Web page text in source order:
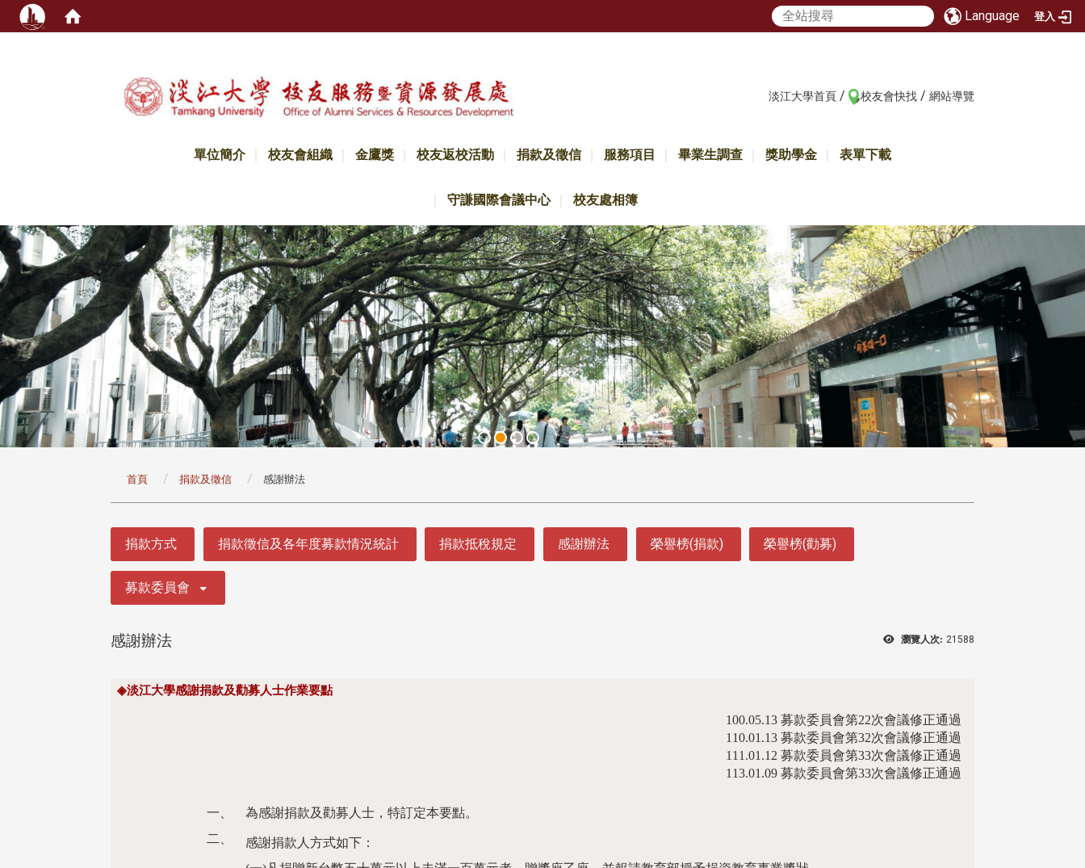
Language 登入
淡江大學首頁 / 校友會快找 / 網站導覽
單位簡介 校友會組織 金鷹獎 校友返校活動 捐款及徵信 服務項目 畢業生調查 獎助學金 表單下載
守謙國際會議中心 校友處相簿
首頁 捐款及徵信 感謝辦法
捐款方式 捐款徵信及各年度募款情況統計 捐款抵稅規定 感謝辦法 榮譽榜(捐款) 榮譽榜(勸募)
募款委員會
瀏覽人次: 21588
感謝辦法
◈淡江大學感謝捐款及勸募人士作業要點
100.05.13 募款委員會第22次會議修正通過
110.01.13 募款委員會第32次會議修正通過
111.01.12 募款委員會第33次會議修正通過
113.01.09 募款委員會第33次會議修正通過
一、
為感謝捐款及勸募人士，特訂定本要點。
二、
感謝捐款人方式如下：